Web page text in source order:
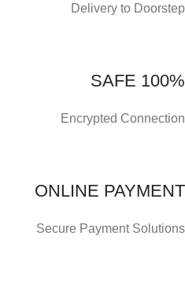
ONLINE PAYMENT
Secure Payment Solutions
100% SAFE
Encrypted Connection
Delivery to Doorstep